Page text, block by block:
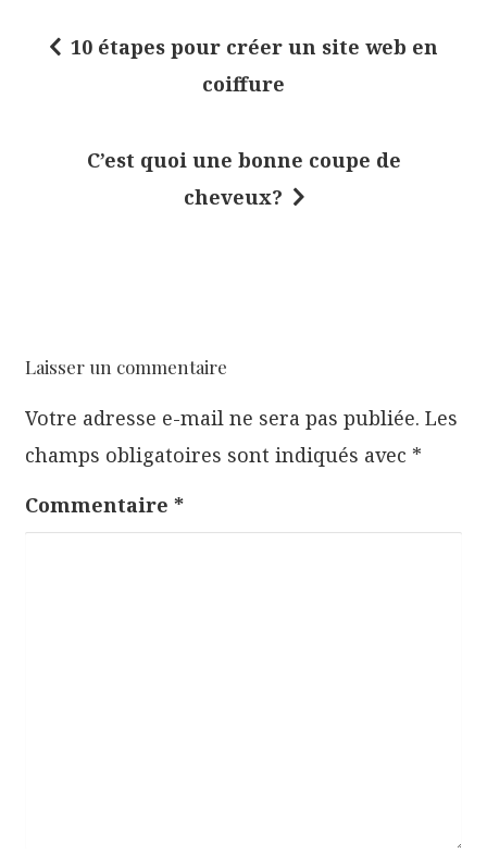
o
d
e
l
’
10 étapes pour créer un site web en
coiffure
C’est quoi une bonne coupe de
cheveux?
Laisser un commentaire
Votre adresse e-mail ne sera pas publiée. Les
champs obligatoires sont indiqués avec *
Commentaire *